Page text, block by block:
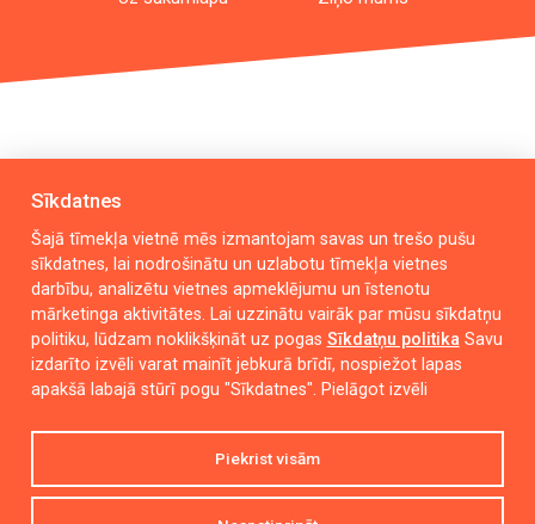
Dunikas iela 17, Liepāja, LV-3407
mazulitis@liepaja.edu.lv
63 436 131,27 899 840
P. O. T. C. Pk. 7:00 – 18:30
Sīkdatnes
Šajā tīmekļa vietnē mēs izmantojam savas un trešo pušu
sīkdatnes, lai nodrošinātu un uzlabotu tīmekļa vietnes
darbību, analizētu vietnes apmeklējumu un īstenotu
mārketinga aktivitātes. Lai uzzinātu vairāk par mūsu sīkdatņu
politiku, lūdzam noklikšķināt uz pogas Sīkdatņu politikaSavu
izdarīto izvēli varat mainīt jebkurā brīdī, nospiežot lapas
apakšā labajā stūrī pogu "Sīkdatnes". Pielāgot izvēli
Piekrist visām